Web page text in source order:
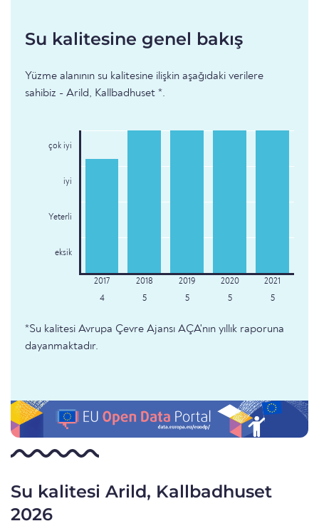
Su kalitesine genel bakış
Yüzme alanının su kalitesine ilişkin aşağıdaki verilere
sahibiz - Arild, Kallbadhuset *.
çok iyi
iyi
Yeterli
eksik
4 5 5 5 5
*Su kalitesi Avrupa Çevre Ajansı AÇA'nın yıllık raporuna
dayanmaktadır.
Su kalitesi Arild, Kallbadhuset
2026